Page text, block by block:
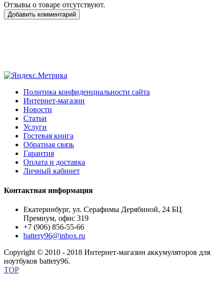
Отзывы о товаре отсутствуют.
Добавить комментарий
Политика конфиденциальности сайта
Интернет-магазин
Новости
Статьи
Услуги
Гостевая книга
Обратная связь
Гарантия
Оплата и доставка
Личный кабинет
Контактная информация
Екатеринбург, ул. Серафимы Дерябиной, 24 БЦ
Премиум, офис 319
+7 (906) 856-55-66
battery96@inbox.ru
Copyright © 2010 - 2018 Интернет-магазин аккумуляторов для
ноутбуков battery96.
TOP